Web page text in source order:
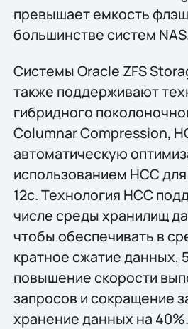
превышает емкость
большинстве систем
Системы Oracle ZFS
также поддерживают
гибридного
Columnar Compression,
автоматическую
использованием HCC
12c. Технология HCC
числе среды хранилищ
чтобы обеспечивать в
кратное сжатие данных,
повышение скорости
запросов и сокращение
хранение данных на 40%.